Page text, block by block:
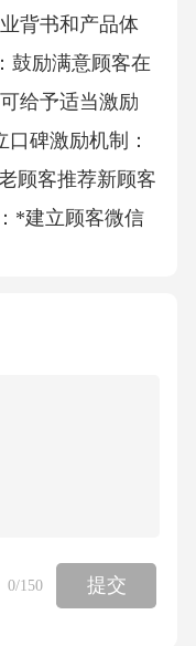
背书和产品体
鼓励满意顾客在
给予适当激励
口碑激励机制：
顾客推荐新顾客
*建立顾客微信
群、抗衰群）
关行业联动：与
客群参与，通
答等形式，深
0/150 提交